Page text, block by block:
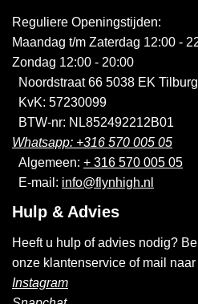
Reguliere Openingstijden:
Maandag t/m Zaterdag 12:00 -
Zondag 12:00 - 20:00
Noordstraat 66 5038 EK Tilburg
KvK: 57230099
BTW-nr: NL852492212B01
Whatsapp: +316 570 005 05
Algemeen: + 316 570 005 05
E-mail: info@flynhigh.nl
Hulp & Advies
Heeft u hulp of advies nodig? Bel
onze klantenservice of mail naar
Instagram